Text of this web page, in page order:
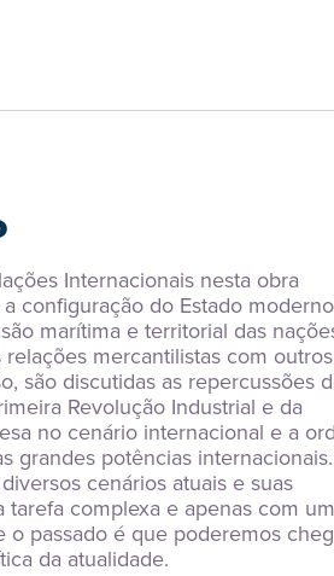
Internacionais nesta obra
configuração do Estado
marítima e territorial das
mercantilistas com outros
são discutidas as repercussões
Revolução Industrial e da
no cenário internacional e a
grandes potências
cenários atuais e suas
tarefa complexa e apenas com
o passado é que poderemos
da atualidade.